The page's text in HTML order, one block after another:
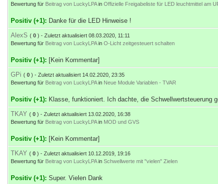
Bewertung für Beitrag von LuckyLPAin Offizielle Freigabeliste für LED leuchtmittel am
Positiv (+1): Danke für die LED Hinweise !
AlexS ( 0 ) - Zuletzt aktualisiert 08.03.2020, 11:11
Bewertung für Beitrag von LuckyLPAin O-Licht zeitgesteuert schalten
Positiv (+1): [Kein Kommentar]
GPi ( 0 ) - Zuletzt aktualisiert 14.02.2020, 23:35
Bewertung für Beitrag von LuckyLPAin Neue Module Variablen - TVAR
Positiv (+1): Klasse, funktioniert. Ich dachte, die Schwellwertsteuerung
TKAY ( 0 ) - Zuletzt aktualisiert 13.02.2020, 16:38
Bewertung für Beitrag von LuckyLPAin MOD und GVS
Positiv (+1): [Kein Kommentar]
TKAY ( 0 ) - Zuletzt aktualisiert 10.12.2019, 19:16
Bewertung für Beitrag von LuckyLPAin Schwellwerte mit "vielen" Zielen
Positiv (+1): Super. Vielen Dank